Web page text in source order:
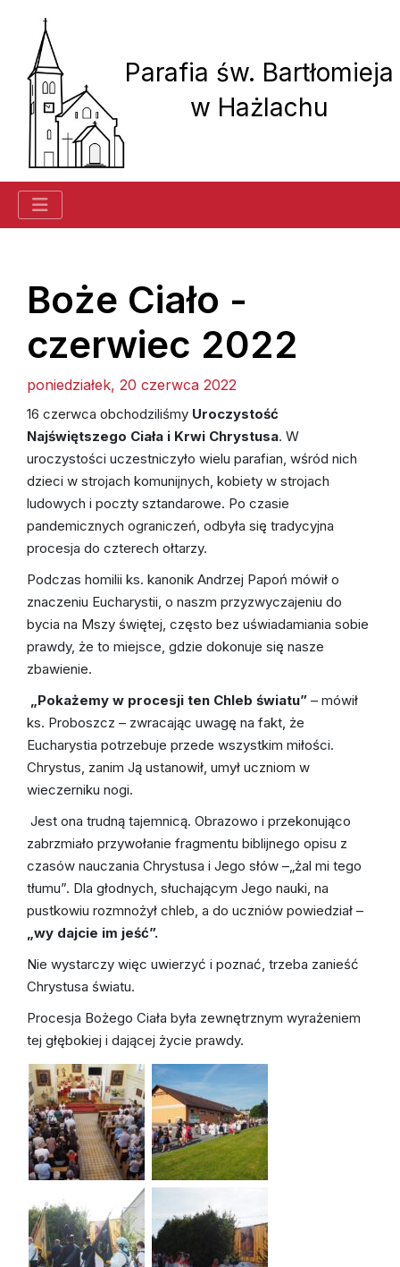
Parafia św. Bartłomieja
w Hażlachu
Ogłoszenia
Kancelaria
Ruchy katolickie w parafii
Boże Ciało -
czerwiec 2022
poniedziałek, 20 czerwca 2022
16 czerwca obchodziliśmy Uroczystość
Najświętszego Ciała i Krwi Chrystusa. W
uroczystości uczestniczyło wielu parafian, wśród nich
dzieci w strojach komunijnych, kobiety w strojach
ludowych i poczty sztandarowe. Po czasie
pandemicznych ograniczeń, odbyła się tradycyjna
procesja do czterech ołtarzy.
Podczas homilii ks. kanonik Andrzej Papoń mówił o
znaczeniu Eucharystii, o naszm przyzwyczajeniu do
bycia na Mszy świętej, często bez uświadamiania sobie
prawdy, że to miejsce, gdzie dokonuje się nasze
zbawienie.
„Pokażemy w procesji ten Chleb światu” – mówił
ks. Proboszcz – zwracając uwagę na fakt, że
Eucharystia potrzebuje przede wszystkim miłości.
Chrystus, zanim Ją ustanowił, umył uczniom w
wieczerniku nogi.
Jest ona trudną tajemnicą. Obrazowo i przekonująco
zabrzmiało przywołanie fragmentu biblijnego opisu z
czasów nauczania Chrystusa i Jego słów –„żal mi tego
tłumu”. Dla głodnych, słuchającym Jego nauki, na
pustkowiu rozmnożył chleb, a do uczniów powiedział –
„wy dajcie im jeść”.
Nie wystarczy więc uwierzyć i poznać, trzeba zanieść
Chrystusa światu.
Procesja Bożego Ciała była zewnętrznym wyrażeniem
tej głębokiej i dającej życie prawdy.